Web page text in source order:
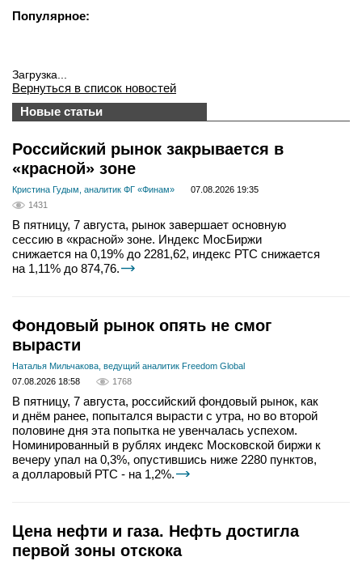
Популярное:
Загрузка...
Вернуться в список новостей
Новые статьи
Российский рынок закрывается в
«красной» зоне
Кристина Гудым, аналитик ФГ «Финам»
07.08.2026 19:35
1431
В пятницу, 7 августа, рынок завершает основную
сессию в «красной» зоне. Индекс МосБиржи
снижается на 0,19% до 2281,62, индекс РТС снижается
на 1,11% до 874,76.
Фондовый рынок опять не смог
вырасти
Наталья Мильчакова, ведущий аналитик Freedom Global
07.08.2026 18:58
1768
В пятницу, 7 августа, российский фондовый рынок, как
и днём ранее, попытался вырасти с утра, но во второй
половине дня эта попытка не увенчалась успехом.
Номинированный в рублях индекс Московской биржи к
вечеру упал на 0,3%, опустившись ниже 2280 пунктов,
а долларовый РТС - на 1,2%.
Цена нефти и газа. Нефть достигла
первой зоны отскока